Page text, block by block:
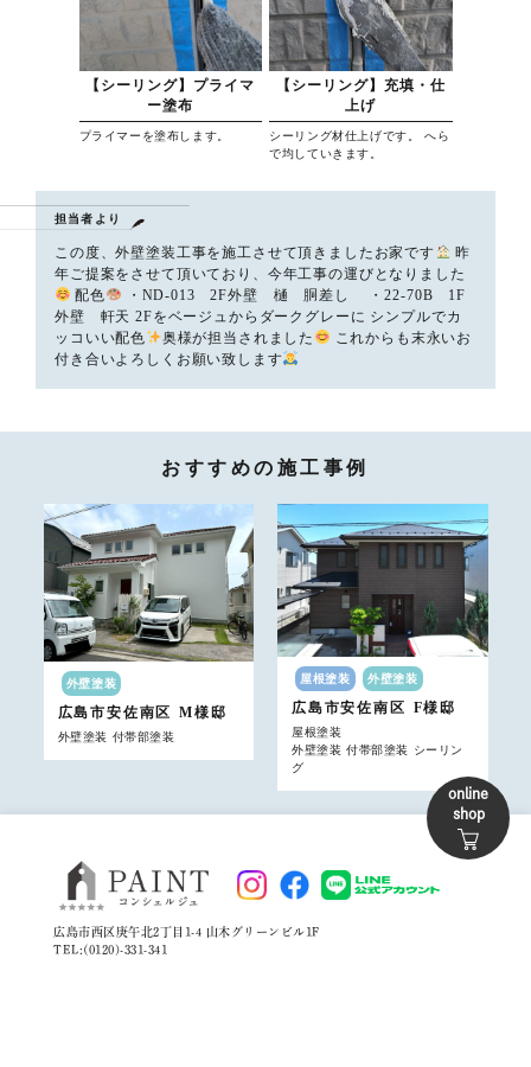
【シーリング】プライマ
ー塗布
プライマーを塗布します。
【シーリング】充填・仕
上げ
シーリング材仕上げです。 へら
で均していきます。
担当者より
この度、外壁塗装工事を施工させて頂きましたお家です
昨
年ご提案をさせて頂いており、今年工事の運びとなりました
配色
・ND-013 2F外壁 樋 胴差し ・22-70B 1F
外壁 軒天 2Fをベージュからダークグレーに シンプルでカ
ッコいい配色
奥様が担当されました
これからも末永いお
付き合いよろしくお願い致します
おすすめの施工事例
外壁塗装
広島市安佐南区 M様邸
外壁塗装 付帯部塗装
屋根塗装 外壁塗装
広島市安佐南区 F様邸
屋根塗装
外壁塗装 付帯部塗装 シーリン
グ
広島市西区庚午北2丁目1-4 山木グリーンビル1F
TEL:(0120)-331-341
online
shop